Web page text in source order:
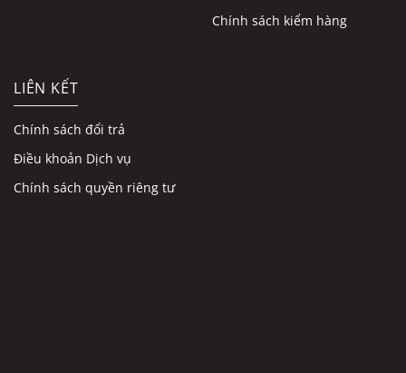
Chính sách kiểm hàng
LIÊN KẾT
Chính sách đổi trả
Điều khoản Dịch vụ
Chính sách quyền riêng tư